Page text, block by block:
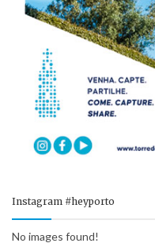
Instagram #heyporto
No images found!